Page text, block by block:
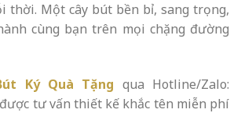
thời. Một cây bút bền bỉ, sang trọng,
cùng bạn trên mọi chặng đường
Ký Quà Tặng qua Hotline/Zalo:
tư vấn thiết kế khắc tên miễn phí